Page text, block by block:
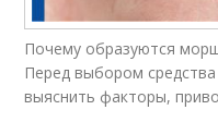
Почему образуются
Перед выбором
выяснить факторы,